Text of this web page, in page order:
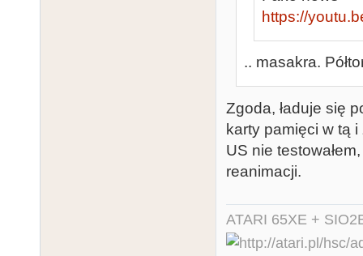
https://
.. masakra.
Zgoda, ładuje się
karty pamięci w tą
US nie
reanimacji.
ATARI 65XE +